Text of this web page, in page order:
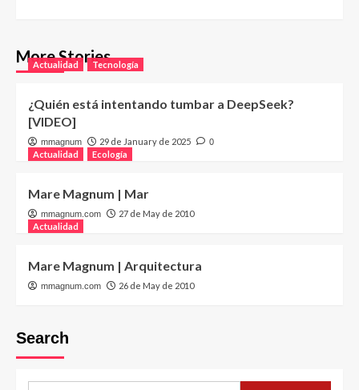
More Stories
Actualidad Tecnología
¿Quién está intentando tumbar a DeepSeek?
[VIDEO]
mmagnum 29 de January de 2025 0
Actualidad Ecología
Mare Magnum | Mar
mmagnum.com
27 de May de 2010
Actualidad
Mare Magnum | Arquitectura
mmagnum.com 26 de May de 2010
Search